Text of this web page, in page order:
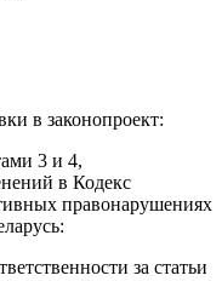
в законопроект:
3 и 4,
в Кодекс
правонарушениях
за статьи